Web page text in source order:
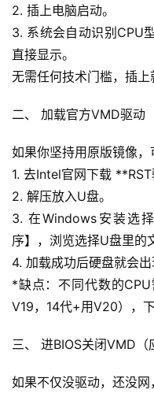
首
橙
2. 插上电脑启动。
3. 系统会自动识别CPU
直接显示。
无需任何技术门槛，插上
二、 加载官方VMD驱动
如果你坚持用原版镜像，
1. 去Intel官网下载
2. 解压放入U盘。
3. 在Windows安装选
序】，浏览选择U盘里的
4. 加载成功后硬盘就会出
*缺点：不同代数的
V19，14代+用V20），
三、 进BIOS关闭VMD（
如果不仅没驱动，还没网